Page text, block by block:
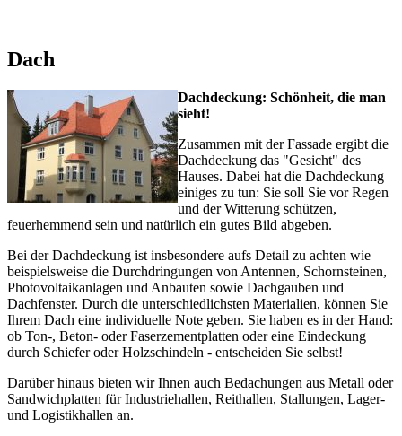
Dach
Dachdeckung: Schönheit, die man
sieht!
Zusammen mit der Fassade ergibt die
Dachdeckung das "Gesicht" des
Hauses. Dabei hat die Dachdeckung
einiges zu tun: Sie soll Sie vor Regen
und der Witterung schützen,
feuerhemmend sein und natürlich ein gutes Bild abgeben.
Bei der Dachdeckung ist insbesondere aufs Detail zu achten wie
beispielsweise die Durchdringungen von Antennen, Schornsteinen,
Photovoltaikanlagen und Anbauten sowie Dachgauben und
Dachfenster. Durch die unterschiedlichsten Materialien, können Sie
Ihrem Dach eine individuelle Note geben. Sie haben es in der Hand:
ob Ton-, Beton- oder Faserzementplatten oder eine Eindeckung
durch Schiefer oder Holzschindeln - entscheiden Sie selbst!
Darüber hinaus bieten wir Ihnen auch Bedachungen aus Metall oder
Sandwichplatten für Industriehallen, Reithallen, Stallungen, Lager-
und Logistikhallen an.